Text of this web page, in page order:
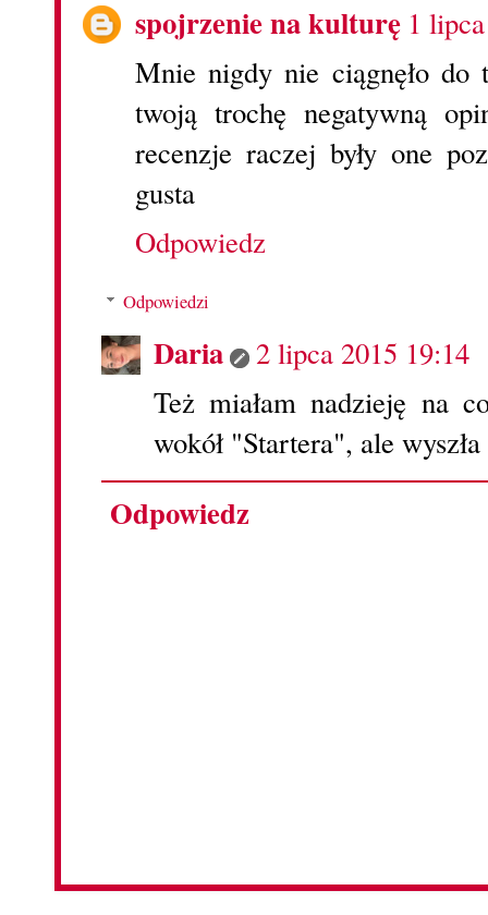
spojrzenie na kulturę 1
Mnie nigdy nie ciągnęło do
twoją trochę negatywną
recenzje raczej były one
gusta
Odpowiedz
Odpowiedzi
Daria
2 lipca 2015 19:14
Też miałam nadzieję na
wokół "Startera", ale
Odpowiedz